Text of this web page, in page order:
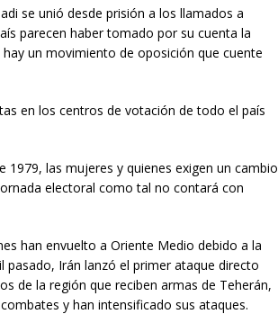
se unió desde prisión a los llamados a
parecen haber tomado por su cuenta la
un movimiento de oposición que cuente
en los centros de votación de todo el país
1979, las mujeres y quienes exigen un cambio
electoral como tal no contará con
han envuelto a Oriente Medio debido a la
pasado, Irán lanzó el primer ataque directo
de la región que reciben armas de Teherán,
y han intensificado sus ataques.